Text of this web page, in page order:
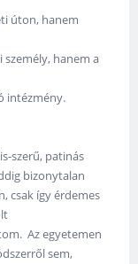
úton, hanem
hanem a
intézmény.
szerű, patinás
bizonytalan
csak így érdemes
Az egyetemen
sem,